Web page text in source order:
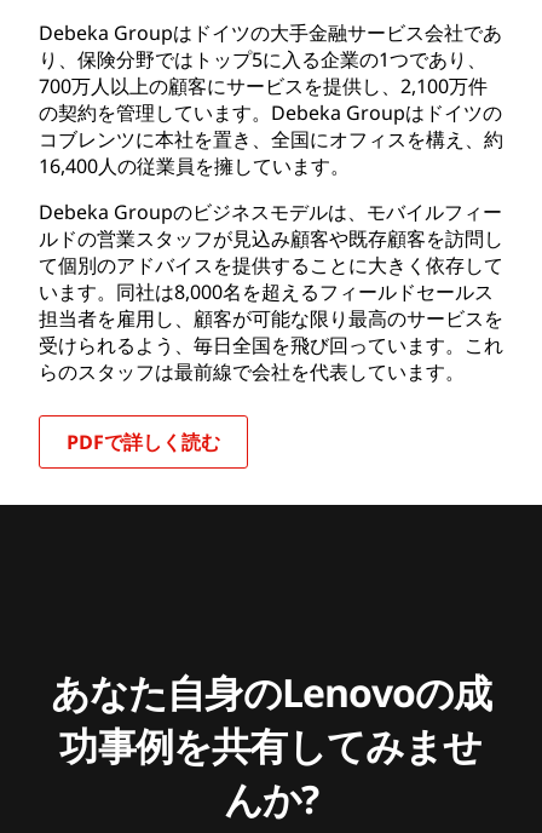
Debeka Groupはドイツの大手金融サービス会社であ
り、保険分野ではトップ5に入る企業の1つであり、
700万人以上の顧客にサービスを提供し、2,100万件
の契約を管理しています。Debeka Groupはドイツの
コブレンツに本社を置き、全国にオフィスを構え、約
16,400人の従業員を擁しています。
Debeka Groupのビジネスモデルは、モバイルフィー
ルドの営業スタッフが見込み顧客や既存顧客を訪問し
て個別のアドバイスを提供することに大きく依存して
います。同社は8,000名を超えるフィールドセールス
担当者を雇用し、顧客が可能な限り最高のサービスを
受けられるよう、毎日全国を飛び回っています。これ
らのスタッフは最前線で会社を代表しています。
PDFで詳しく読む
あなた自身のLenovoの成
功事例を共有してみませ
んか?